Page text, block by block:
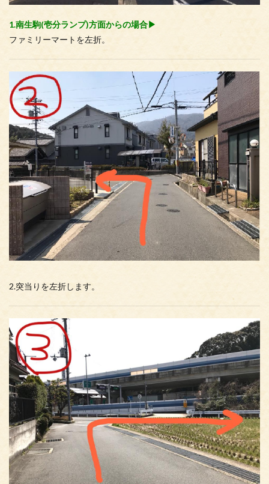
1.南生駒(壱分ランプ)方面からの場合▶︎
ファミリーマートを左折。
2.突当りを左折します。